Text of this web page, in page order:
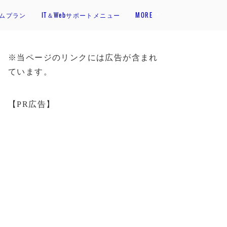
プラン IT＆Webサポートメニュー MORE
※当ページのリンクには広告が含まれ
ています。
【PR広告】